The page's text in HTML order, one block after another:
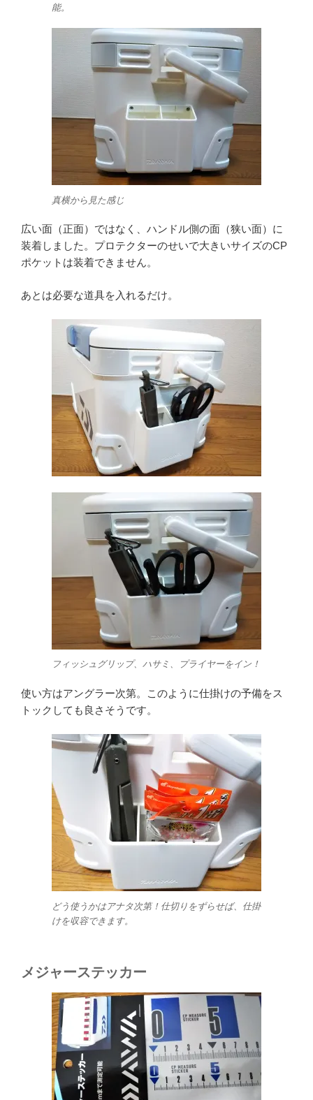
能。
真横から見た感じ
広い面（正面）ではなく、ハンドル側の面（狭い面）に
装着しました。プロテクターのせいで大きいサイズのCP
ポケットは装着できません。
あとは必要な道具を入れるだけ。
フィッシュグリップ、ハサミ、プライヤーをイン！
使い方はアングラー次第。このように仕掛けの予備をス
トックしても良さそうです。
どう使うかはアナタ次第！仕切りをずらせば、仕掛
けを収容できます。
メジャーステッカー